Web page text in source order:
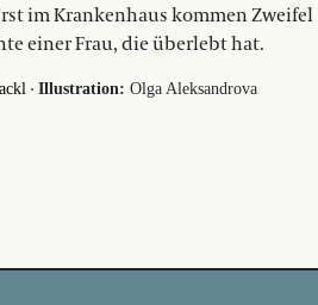
im Krankenhaus kommen Zweifel
einer Frau, die überlebt hat.
· Illustration: Olga Aleksandrova